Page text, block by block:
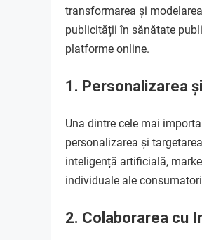
transformarea și
publicității în sănătate
platforme online.
1. Personalizarea
Una dintre cele mai
personalizarea și
inteligență artificială,
individuale ale
2. Colaborarea cu